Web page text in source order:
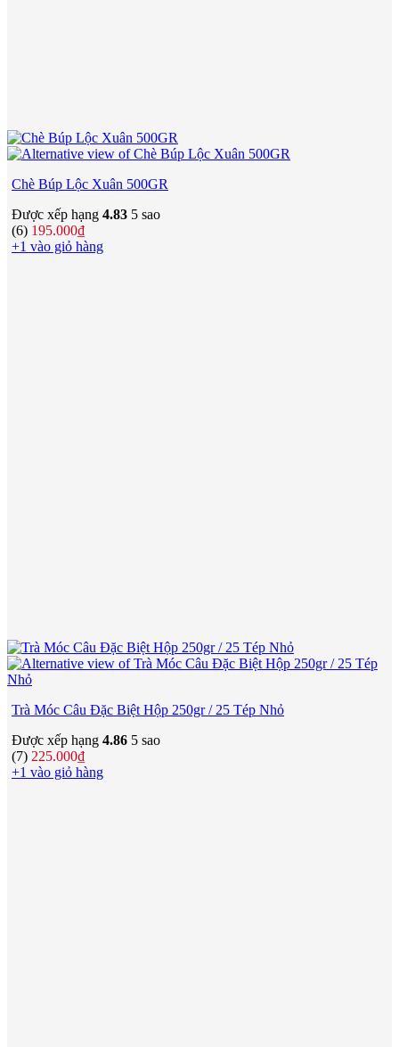
Chè Búp Lộc Xuân 500GR
Được xếp hạng 4.83 5 sao
(6) 195.000₫
+1 vào giỏ hàng
Trà Móc Câu Đặc Biệt Hộp 250gr / 25 Tép Nhỏ
Được xếp hạng 4.86 5 sao
(7) 225.000₫
+1 vào giỏ hàng